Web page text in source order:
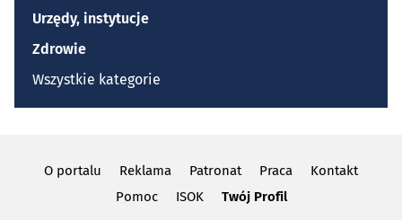
Urzędy, instytucje
Zdrowie
Wszystkie kategorie
O portalu Reklama Patronat Praca
Kontakt
Pomoc
ISOK Twój Profil